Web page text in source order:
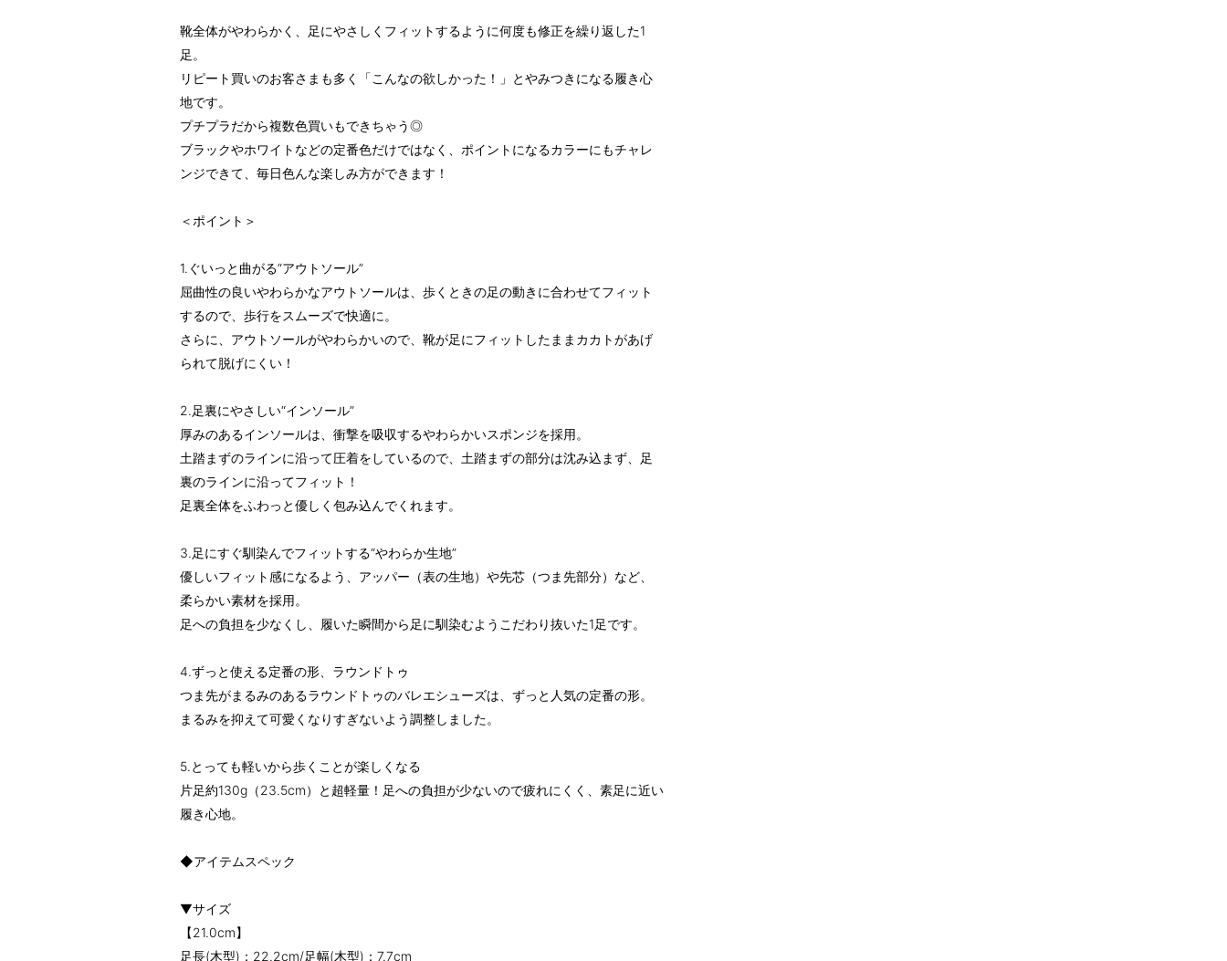
靴全体がやわらかく、足にやさしくフィットするように何度も修正を繰り返した1
足。
リピート買いのお客さまも多く「こんなの欲しかった！」とやみつきになる履き心
地です。
プチプラだから複数色買いもできちゃう◎
ブラックやホワイトなどの定番色だけではなく、ポイントになるカラーにもチャレ
ンジできて、毎日色んな楽しみ方ができます！
＜ポイント＞
1.ぐいっと曲がる“アウトソール”
屈曲性の良いやわらかなアウトソールは、歩くときの足の動きに合わせてフィット
するので、歩行をスムーズで快適に。
さらに、アウトソールがやわらかいので、靴が足にフィットしたままカカトがあげ
られて脱げにくい！
2.足裏にやさしい“インソール”
厚みのあるインソールは、衝撃を吸収するやわらかいスポンジを採用。
土踏まずのラインに沿って圧着をしているので、土踏まずの部分は沈み込まず、足
裏のラインに沿ってフィット！
足裏全体をふわっと優しく包み込んでくれます。
3.足にすぐ馴染んでフィットする“やわらか生地”
優しいフィット感になるよう、アッパー（表の生地）や先芯（つま先部分）など、
柔らかい素材を採用。
足への負担を少なくし、履いた瞬間から足に馴染むようこだわり抜いた1足です。
4.ずっと使える定番の形、ラウンドトゥ
つま先がまるみのあるラウンドトゥのバレエシューズは、ずっと人気の定番の形。
まるみを抑えて可愛くなりすぎないよう調整しました。
5.とっても軽いから歩くことが楽しくなる
片足約130g（23.5cm）と超軽量！足への負担が少ないので疲れにくく、素足に近い
履き心地。
◆アイテムスペック
▼サイズ
【21.0cm】
足長(木型)：22.2cm/足幅(木型)：7.7cm